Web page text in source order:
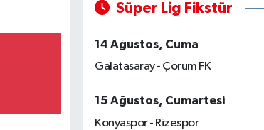
Süper Lig Fikstür
14 Ağustos, Cuma
Galatasaray - Çorum FK
15 Ağustos, Cumartesi
Konyaspor - Rizespor